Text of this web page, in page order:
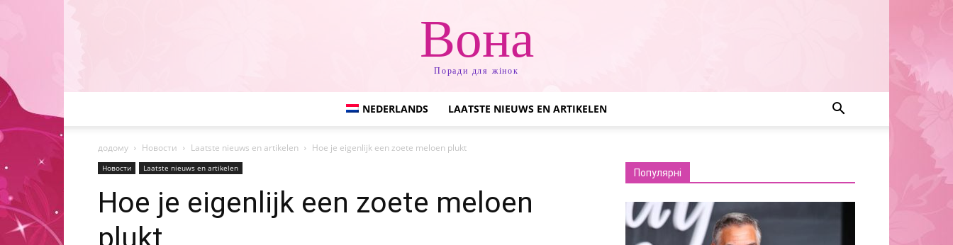
Вона
Поради для жінок
NEDERLANDS LAATSTE NIEUWS EN ARTIKELEN
додому Новости Laatste nieuws en artikelen Hoe je eigenlijk een zoete meloen plukt
Новости Laatste nieuws en artikelen
Hoe je eigenlijk een zoete meloen
plukt
Популярні